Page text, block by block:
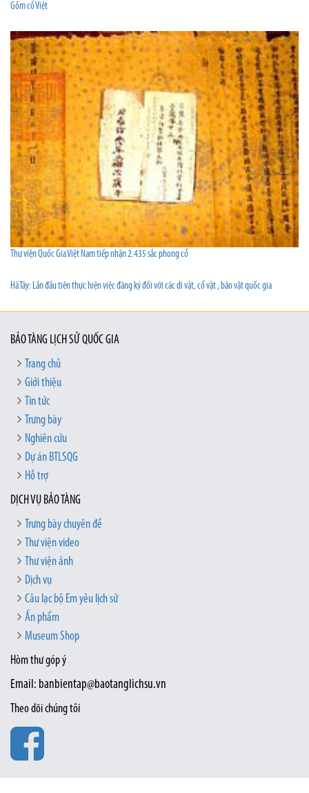
Gốm cổ Việt
Thư viện Quốc Gia Việt Nam tiếp nhận 2.435 sắc phong cổ
Hà Tây: Lần đầu tiên thực hiện việc đăng ký đối với các di vật, cổ vật , bảo vật quốc gia
BẢO TÀNG LỊCH SỬ QUỐC GIA
Trang chủ
Giới thiệu
Tin tức
Trưng bày
Nghiên cứu
Dự án BTLSQG
Hỗ trợ
DỊCH VỤ BẢO TÀNG
Trưng bày chuyên đề
Thư viện video
Thư viện ảnh
Dịch vụ
Câu lạc bộ Em yêu lịch sử
Ấn phẩm
Museum Shop
Hòm thư góp ý
Email: banbientap@baotanglichsu.vn
Theo dõi chúng tôi